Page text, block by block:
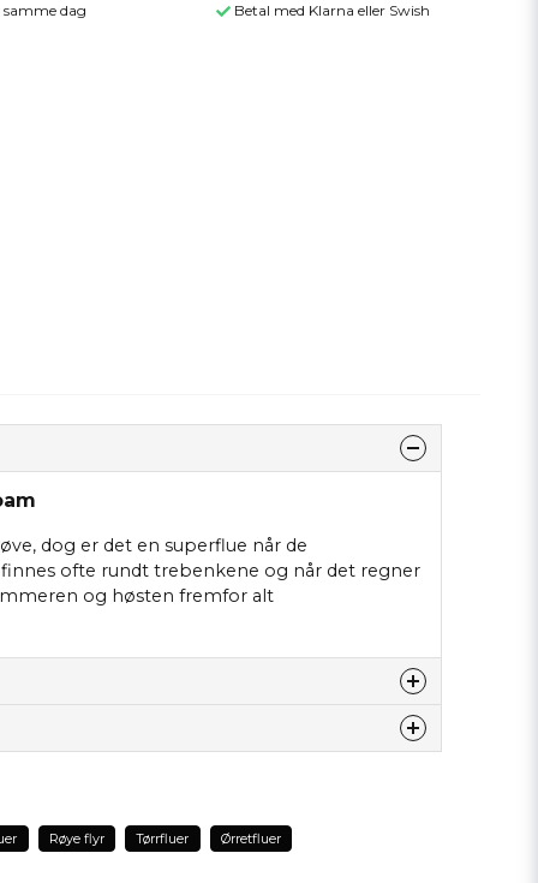
samme dag Betal med Klarna eller Swish
dog er det en superflue når de
finnes ofte rundt trebenkene og når det regner
og høsten fremfor alt
Røye flyr Tørrfluer Ørretfluer